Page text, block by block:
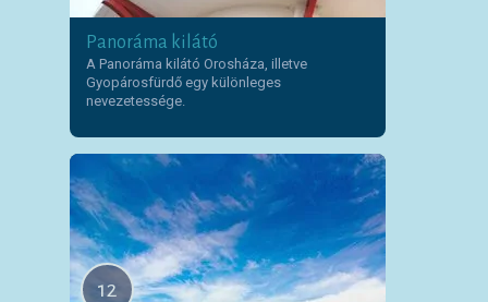
Panoráma kilátó
A Panoráma kilátó Orosháza, illetve
Gyopárosfürdő egy különleges
nevezetessége.
12